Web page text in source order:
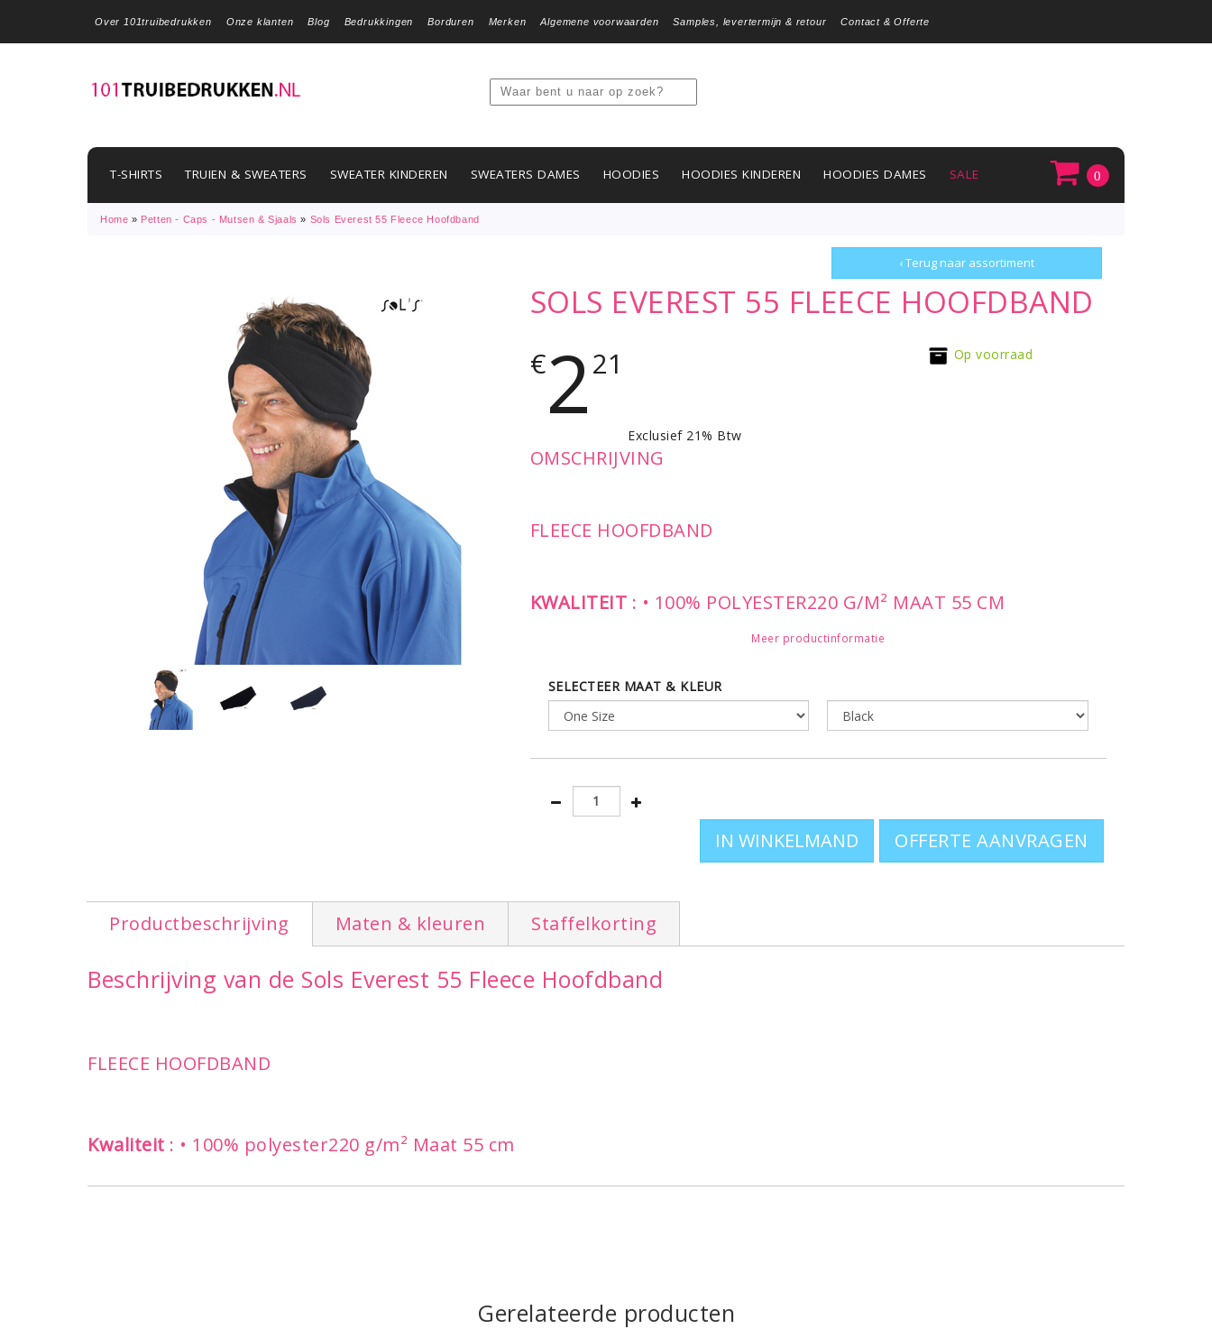
Over 101truibedrukken Onze klanten Blog Bedrukkingen Borduren Merken Algemene voorwaarden Samples, levertermijn & retour Contact & Offerte
T-SHIRTS TRUIEN & SWEATERS SWEATER KINDEREN SWEATERS DAMES HOODIES HOODIES KINDEREN HOODIES DAMES SALE 0
Home » Petten - Caps - Mutsen & Sjaals » Sols Everest 55 Fleece Hoofdband
‹ Terug naar assortiment
SOLS EVEREST 55 FLEECE HOOFDBAND
€221
Exclusief 21% Btw
Op voorraad
OMSCHRIJVING
FLEECE HOOFDBAND
KWALITEIT : • 100% POLYESTER220 G/M² MAAT 55 CM
Meer productinformatie
SELECTEER MAAT & KLEUR
OFFERTE AANVRAGEN
Productbeschrijving Maten & kleuren Staffelkorting
Beschrijving van de Sols Everest 55 Fleece Hoofdband
FLEECE HOOFDBAND
Kwaliteit : • 100% polyester220 g/m² Maat 55 cm
Gerelateerde producten